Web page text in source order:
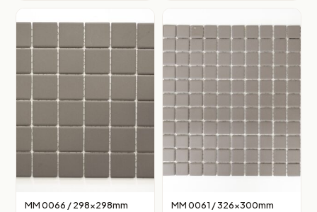
MM 0066 / 298x298mm MM 0061 / 326x300mm